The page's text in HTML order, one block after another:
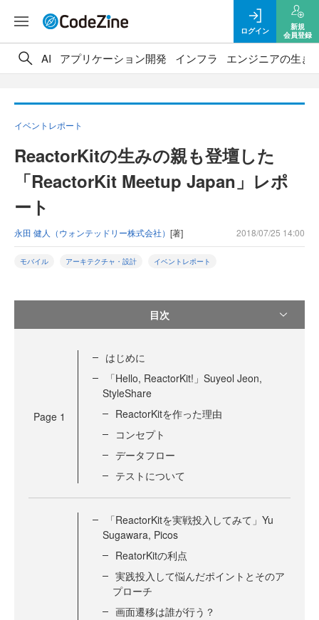
ログイン
新規
会員登録
AI アプリケーション開発 インフラ エンジニアの生き
イベントレポート
ReactorKitの生みの親も登壇した
「ReactorKit Meetup Japan」レポ
ート
永田 健人（ウォンテッドリー株式会社） [著] 2018/07/25 14:00
モバイル アーキテクチャ・設計 イベントレポート
目次
Page 1
はじめに
「Hello, ReactorKit!」Suyeol Jeon,
StyleShare
ReactorKitを作った理由
コンセプト
データフロー
テストについて
「ReactorKitを実戦投入してみて」Yu
Sugawara, Picos
ReatorKitの利点
実践投入して悩んだポイントとそのア
プローチ
画面遷移は誰が行う？